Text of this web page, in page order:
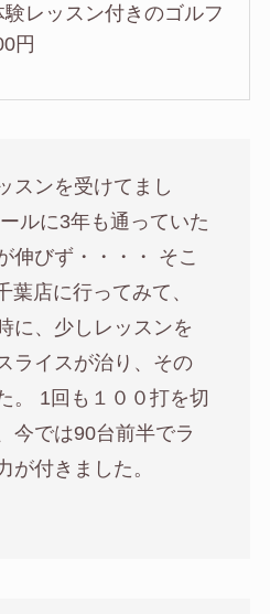
レッスン付きのゴルフ
円
スンを受けてまし
ルに3年も通っていた
伸びず・・・・ そこ
葉店に行ってみて、
に、少しレッスンを
ライスが治り、その
。 1回も１００打を切
今では90台前半でラ
が付きました。